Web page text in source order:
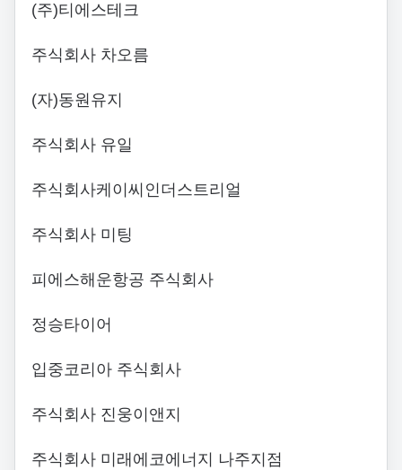
(주)티에스테크
주식회사 차오름
(자)동원유지
주식회사 유일
주식회사케이씨인더스트리얼
주식회사 미팅
피에스해운항공 주식회사
정승타이어
입중코리아 주식회사
주식회사 진웅이앤지
주식회사 미래에코에너지 나주지점